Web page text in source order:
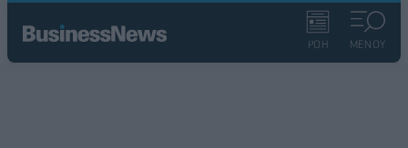
ΡΟΗ ΜΕΝΟΥ